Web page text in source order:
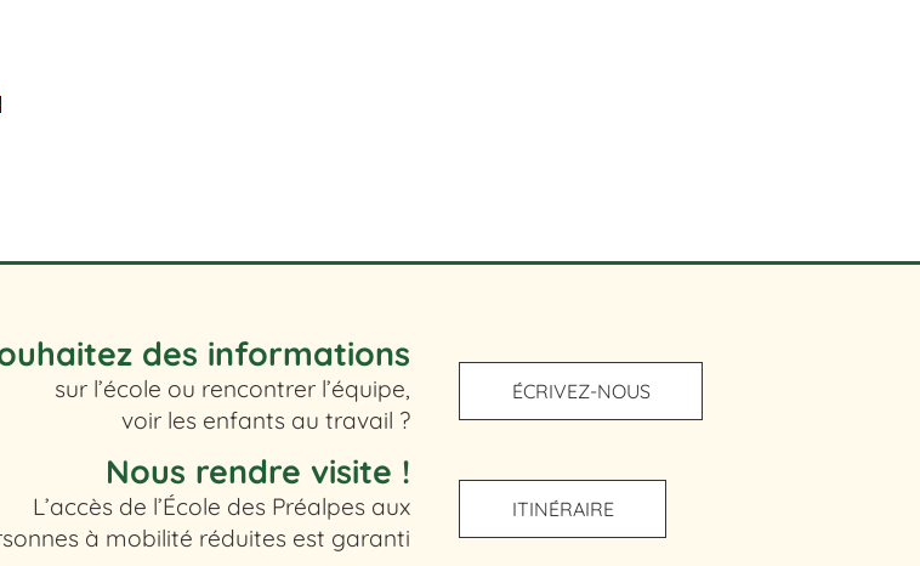
des informations
sur l’école ou rencontrer l’équipe,
voir les enfants au travail ?
ÉCRIVEZ-NOUS
Nous rendre visite !
L’accès de l’École des Préalpes aux
à mobilité réduites est garanti
ITINÉRAIRE